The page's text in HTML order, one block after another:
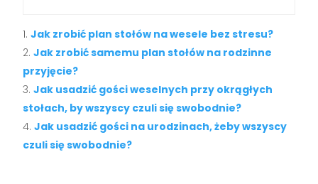
Jak zrobić plan stołów na wesele bez stresu?
Jak zrobić samemu plan stołów na rodzinne
przyjęcie?
Jak usadzić gości weselnych przy okrągłych
stołach, by wszyscy czuli się swobodnie?
Jak usadzić gości na urodzinach, żeby wszyscy
czuli się swobodnie?